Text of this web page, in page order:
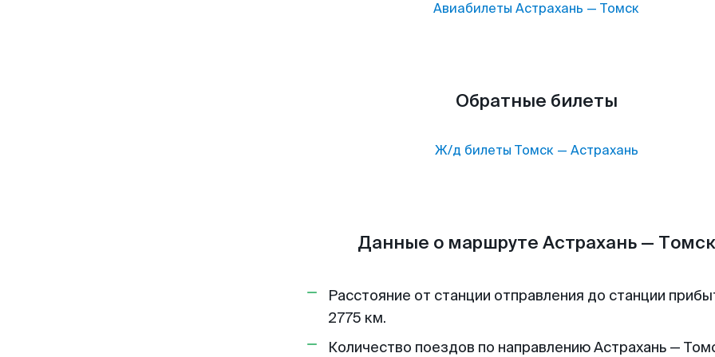
Авиабилеты Астрахань — Томск
Обратные билеты
Ж/д билеты Томск— Астрахань
Данные о маршруте Астрахань — Томск
Расстояние от станции отправления до станции
2775 км.
Количество поездов по направлению Астрахань —